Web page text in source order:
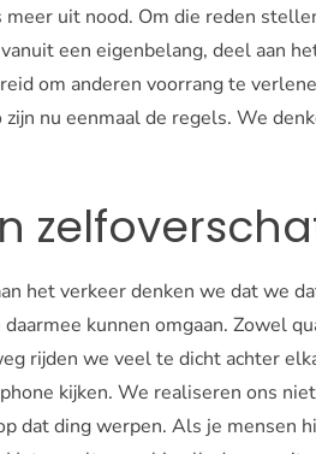
uit nood. Om die reden
een eigenbelang, deel aan
om anderen voorrang te
nu eenmaal de regels. We
het verkeer denken we dat we
kunnen omgaan. Zowel
rijden we veel te dicht achter
kijken. We realiseren ons
dat ding werpen. Als je mensen